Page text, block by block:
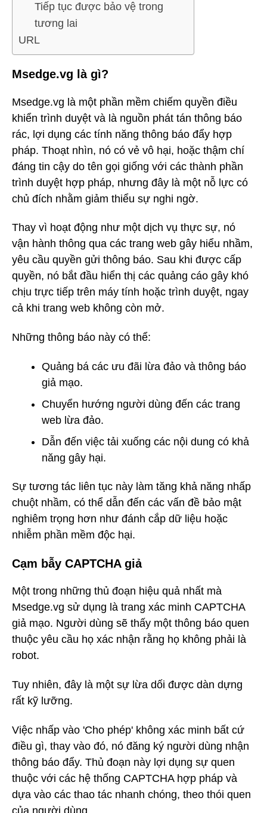
Tiếp tục được bảo vệ trong
tương lai
URL
Msedge.vg là gì?
Msedge.vg là một phần mềm chiếm quyền điều
khiển trình duyệt và là nguồn phát tán thông báo
rác, lợi dụng các tính năng thông báo đẩy hợp
pháp. Thoạt nhìn, nó có vẻ vô hại, hoặc thậm chí
đáng tin cậy do tên gọi giống với các thành phần
trình duyệt hợp pháp, nhưng đây là một nỗ lực có
chủ đích nhằm giảm thiểu sự nghi ngờ.
Thay vì hoạt động như một dịch vụ thực sự, nó
vận hành thông qua các trang web gây hiểu nhầm,
yêu cầu quyền gửi thông báo. Sau khi được cấp
quyền, nó bắt đầu hiển thị các quảng cáo gây khó
chịu trực tiếp trên máy tính hoặc trình duyệt, ngay
cả khi trang web không còn mở.
Những thông báo này có thể:
Quảng bá các ưu đãi lừa đảo và thông báo
giả mạo.
Chuyển hướng người dùng đến các trang
web lừa đảo.
Dẫn đến việc tải xuống các nội dung có khả
năng gây hại.
Sự tương tác liên tục này làm tăng khả năng nhấp
chuột nhầm, có thể dẫn đến các vấn đề bảo mật
nghiêm trọng hơn như đánh cắp dữ liệu hoặc
nhiễm phần mềm độc hại.
Cạm bẫy CAPTCHA giả
Một trong những thủ đoạn hiệu quả nhất mà
Msedge.vg sử dụng là trang xác minh CAPTCHA
giả mạo. Người dùng sẽ thấy một thông báo quen
thuộc yêu cầu họ xác nhận rằng họ không phải là
robot.
Tuy nhiên, đây là một sự lừa dối được dàn dựng
rất kỹ lưỡng.
Việc nhấp vào 'Cho phép' không xác minh bất cứ
điều gì, thay vào đó, nó đăng ký người dùng nhận
thông báo đẩy. Thủ đoạn này lợi dụng sự quen
thuộc với các hệ thống CAPTCHA hợp pháp và
dựa vào các thao tác nhanh chóng, theo thói quen
của người dùng.